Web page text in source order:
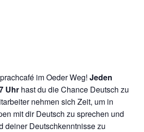
im Oeder Weg! Jeden
Uhr hast du die Chance Deutsch zu
nehmen sich Zeit, um in
mit dir Deutsch zu sprechen und
deiner Deutschkenntnisse zu